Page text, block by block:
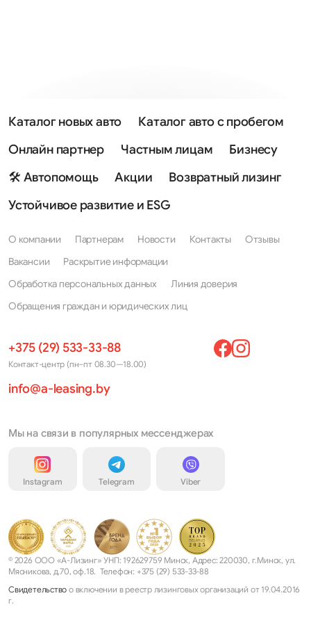
Каталог новых авто
Каталог авто с пробегом
Онлайн партнер
Частным лицам
Бизнесу
🛠 Автопомощь
Акции
Возвратный лизинг
Устойчивое развитие и ESG
О компании Партнерам Новости Контакты
Отзывы
Вакансии
Раскрытие информации
Обработка персональных данных
Линия доверия
Обращения граждан и юридических лиц
+375 (29) 533-33-88
Контакт-центр (пн–пт 08.30—18.00)
info@a-leasing.by
Мы на связи в популярных мессенджерах
Instagram Telegram Viber
© 2026 ООО «А-Лизинг» УНП: 192629759 Минск, Адрес: 220030, г.Минск, ул.
Мясникова, д.70, оф.18. Телефон: +375 (29) 533-33-88
Свидетельство о включении в реестр лизинговых организаций от 19.04.2016
г.